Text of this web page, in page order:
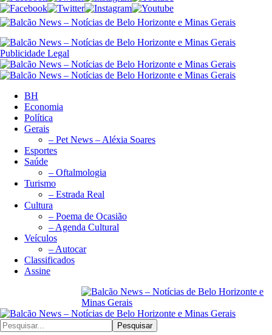
Publicidade Legal
BH
Economia
Política
Gerais
– Pet News – Aléxia Soares
Esportes
Saúde
– Oftalmologia
Turismo
– Estrada Real
Cultura
– Poema de Ocasião
– Agenda Cultural
Veículos
– Autocar
Classificados
Assine
Pesquisar